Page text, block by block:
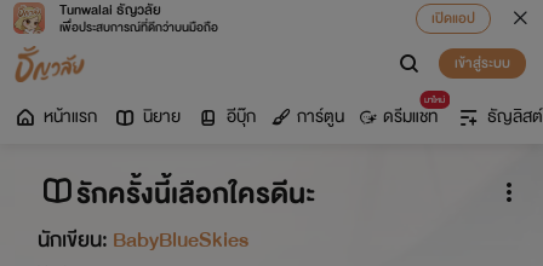
Tunwalai ธัญวลัย
เพื่อประสบการณ์ที่ดีกว่าบนมือถือ
เปิดแอป
เข้าสู่ระบบ
หน้าแรก นิยาย อีบุ๊ก การ์ตูน
มาใหม่
ดรีมแชท ธัญลิสต์
รักครั้งนี้เลือกใครดีนะ
นักเขียน: BabyBlueSkies